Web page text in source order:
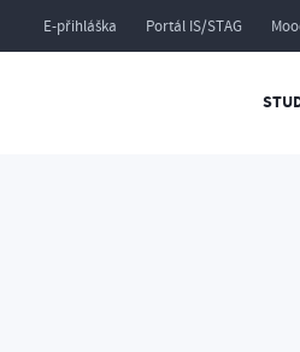
E-přihláška Portál IS/STAG